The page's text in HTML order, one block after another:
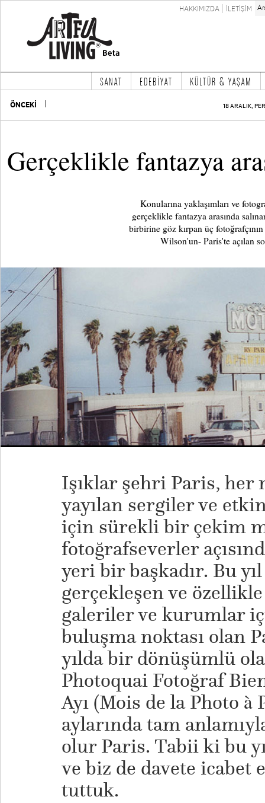
HAKKIMIZDA İLETİŞİM
SANAT EDEBİYAT KÜLTÜR & YAŞAM
ÖNCEKİ 18 ARALIK,
Gerçeklikle fantazya
Konularına yaklaşımları ve
gerçeklikle fantazya arasında
birbirine göz kırpan üç
Wilson'un- Paris'te açılan
Işıklar şehri Paris, her
yayılan sergiler ve
için sürekli bir çekim
fotoğrafseverler
yeri bir başkadır. Bu
gerçekleşen ve
galeriler ve kurumlar
buluşma noktası olan
yılda bir dönüşümlü
Photoquai Fotoğraf
Ayı (Mois de la Photo
aylarında tam
olur Paris. Tabii ki bu
ve biz de davete
tuttuk.